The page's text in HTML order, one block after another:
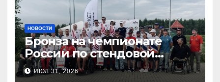
НОВОСТИ
Бронза на чемпионате
России по стендовой
стрельбе
ИЮЛ 31, 2026